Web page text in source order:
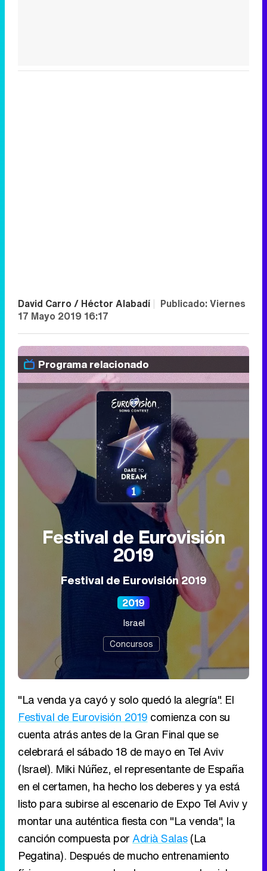
David Carro / Héctor Alabadí | Publicado:Viernes
17 Mayo 2019 16:17
Programa relacionado
Festival de Eurovisión
2019
Festival de Eurovisión 2019
2019
Israel
Concursos
"La venda ya cayó y solo quedó la alegría". El
Festival de Eurovisión 2019 comienza con su
cuenta atrás antes de la Gran Final que se
celebrará el sábado 18 de mayo en Tel Aviv
(Israel). Miki Núñez, el representante de España
en el certamen, ha hecho los deberes y ya está
listo para subirse al escenario de Expo Tel Aviv y
montar una auténtica fiesta con "La venda", la
canción compuesta porAdrià Salas(La
Pegatina). Después de mucho entrenamiento